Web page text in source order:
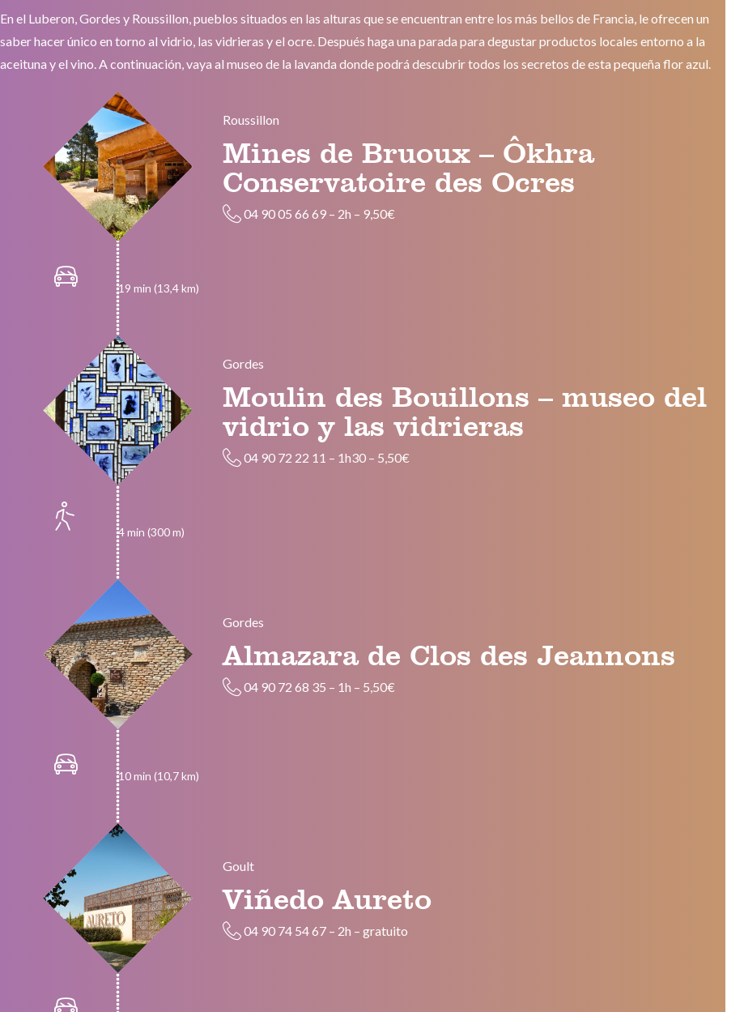
En el Luberon, Gordes y Roussillon, pueblos situados en las alturas que se encuentran entre los más bellos de Francia, le ofrecen un
saber hacer único en torno al vidrio, las vidrieras y el ocre. Después haga una parada para degustar productos locales entorno a la
aceituna y el vino. A continuación, vaya al museo de la lavanda donde podrá descubrir todos los secretos de esta pequeña flor azul.
Roussillon
Mines de Bruoux – Ôkhra
Conservatoire des Ocres
04 90 05 66 69 – 2h – 9,50€
19 min (13,4 km)
Gordes
Moulin des Bouillons – museo del
vidrio y las vidrieras
04 90 72 22 11 – 1h30 – 5,50€
4 min (300 m)
Gordes
Almazara de Clos des Jeannons
04 90 72 68 35 – 1h – 5,50€
10 min (10,7 km)
Goult
Viñedo Aureto
04 90 74 54 67 – 2h –gratuito